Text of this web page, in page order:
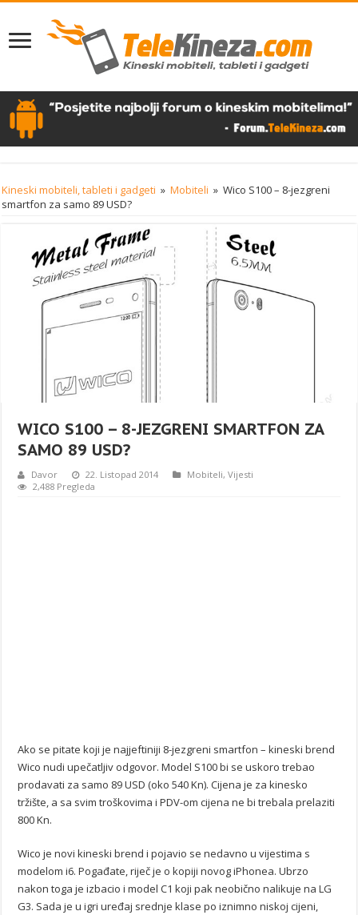
Kineski mobiteli, tableti i gadgeti » Mobiteli » Wico S100 – 8-jezgreni
smartfon za samo 89 USD?
WICO S100 – 8-JEZGRENI SMARTFON ZA
SAMO 89 USD?
Davor 22. Listopad 2014 Mobiteli,Vijesti
2,488 Pregleda
Ako se pitate koji je najjeftiniji 8-jezgreni smartfon – kineski brend
Wico nudi upečatljiv odgovor. Model S100 bi se uskoro trebao
prodavati za samo 89 USD (oko 540 Kn). Cijena je za kinesko
tržište, a sa svim troškovima i PDV-om cijena ne bi trebala prelaziti
800 Kn.
Wico je novi kineski brend i pojavio se nedavno u vijestima s
modelom i6. Pogađate, riječ je o kopiji novog iPhonea. Ubrzo
nakon toga je izbacio i model C1 koji pak neobično nalikuje na LG
G3. Sada je u igri uređaj srednje klase po iznimno niskoj cijeni,